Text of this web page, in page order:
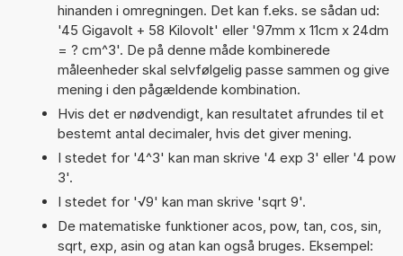
hinanden i omregningen. Det kan f.eks. se sådan ud:
'45 Gigavolt + 58 Kilovolt' eller '97mm x 11cm x 24dm
= ? cm^3'. De på denne måde kombinerede
måleenheder skal selvfølgelig passe sammen og give
mening i den pågældende kombination.
Hvis det er nødvendigt, kan resultatet afrundes til et
bestemt antal decimaler, hvis det giver mening.
I stedet for '4^3' kan man skrive '4 exp 3' eller '4 pow
3'.
I stedet for '√9' kan man skrive 'sqrt 9'.
De matematiske funktioner acos, pow, tan, cos, sin,
sqrt, exp, asin og atan kan også bruges. Eksempel: